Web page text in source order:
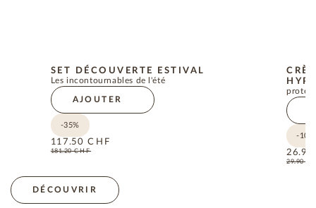
SET DÉCOUVERTE ESTIVAL
Les incontournables de l'été
AJOUTER
-35%
117.50 CHF
181.20CHF
-10%
26.90
29.90
DÉCOUVRIR